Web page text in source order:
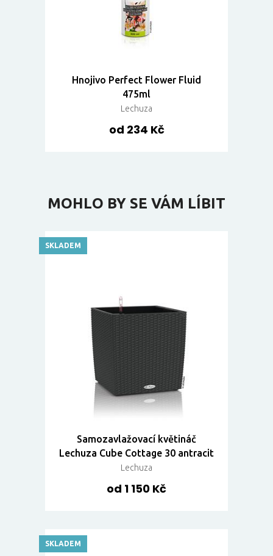
Hnojivo Perfect Flower Fluid
475ml
Lechuza
od 234 Kč
MOHLO BY SE VÁM LÍBIT
Samozavlažovací květináč
Lechuza Cube Cottage 30 antracit
Lechuza
od 1 150 Kč
SKLADEM
SKLADEM